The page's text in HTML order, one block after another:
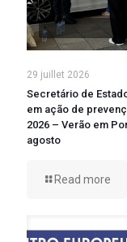
29 juillet 2026
Secretário de
em ação de
2026 – Verão em
agosto
Read more